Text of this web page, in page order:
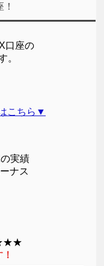
口座の
。
こちら▼
実績
ナス